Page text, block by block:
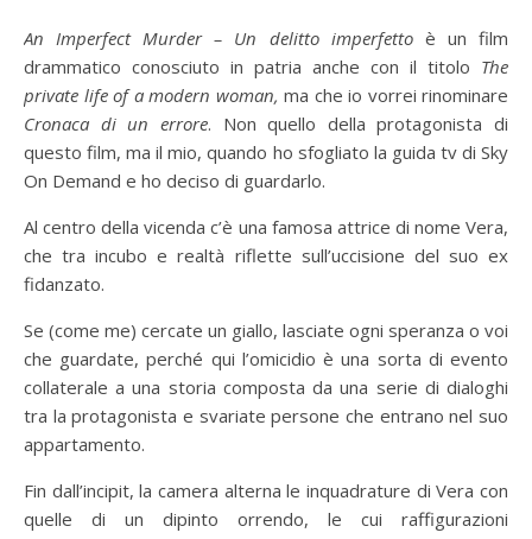
An Imperfect Murder – Un delitto imperfettoè un film
drammatico conosciuto in patria anche con il titolo The
private life of a modern woman, ma che io vorrei rinominare
Cronaca di un errore. Non quello della protagonista di
questo film, ma il mio, quando ho sfogliato la guida tv di Sky
On Demand e ho deciso di guardarlo.
Al centro della vicenda c’è una famosa attrice di nome Vera,
che tra incubo e realtà riflette sull’uccisione del suo ex
fidanzato.
Se (come me) cercate un giallo, lasciate ogni speranza o voi
che guardate, perché qui l’omicidio è una sorta di evento
collaterale a una storia composta da una serie di dialoghi
tra la protagonista e svariate persone che entrano nel suo
appartamento.
Fin dall’incipit, la camera alterna le inquadrature di Vera con
quelle di un dipinto orrendo, le cui raffigurazioni